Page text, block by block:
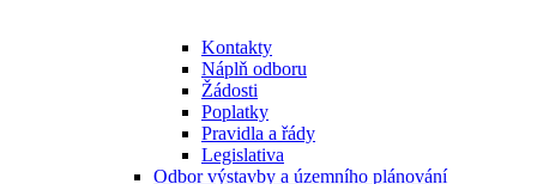
Kontakty
Náplň odboru
Žádosti
Poplatky
Pravidla a řády
Legislativa
Odbor výstavby a územního plánování